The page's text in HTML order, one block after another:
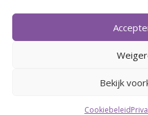
Bekijk
Cookiebeleid
BREI- EN
Momenteel on hold
Heropstart
Webdesign by